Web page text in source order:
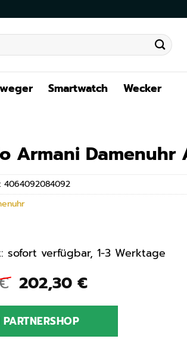
Smartwatch Wecker
Armani Damenuhr
Ursprünglicher
Preis
war:
299,00 €
202,30 €Aktueller
ist:
sofort verfügbar, 1-3 Werktage
4064092084092